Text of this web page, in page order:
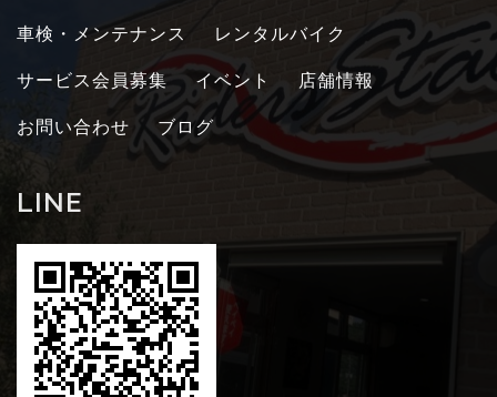
車検・メンテナンス レンタルバイク
サービス会員募集 イベント 店舗情報
お問い合わせ ブログ
LINE